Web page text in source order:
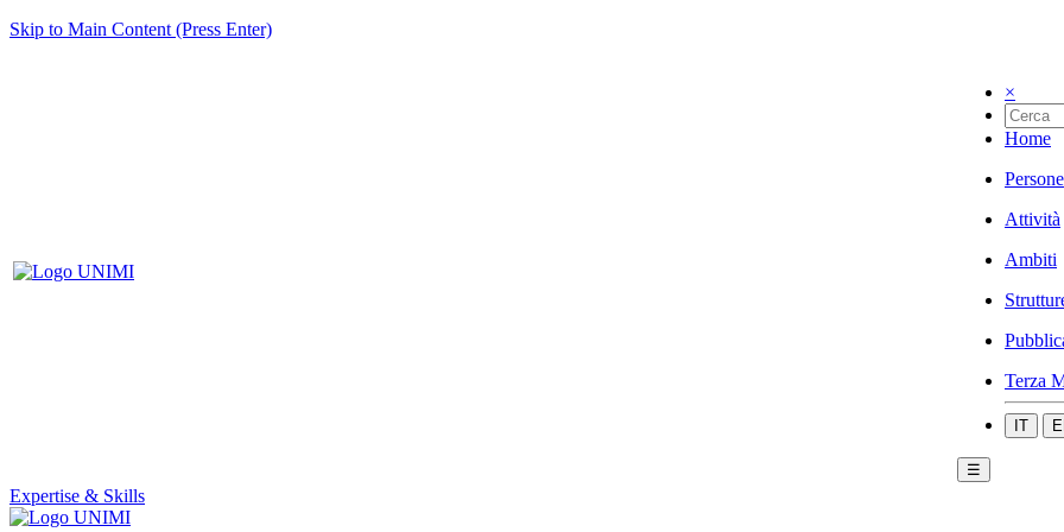
Skip to Main Content (Press Enter)
×
Home
Persone
Attività
Ambiti
Terza
IT
☰
Expertise & Skills